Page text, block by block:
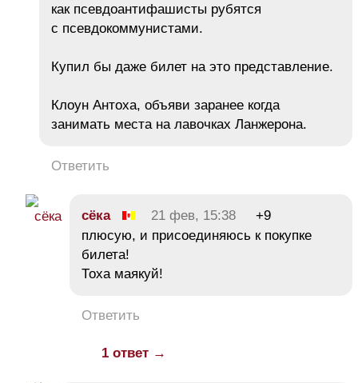
как псевдоантифашисты рубятся
с псевдокоммунистами.
Купил бы даже билет на это представление.
Клоун Антоха, объяви заранее когда
занимать места на лавочках Ланжерона.
Ответить
сёка 21 фев, 15:38
+9
плюсую, и присоединяюсь к покупке
билета!
Тоха маякуй!
Ответить
1 ответ →